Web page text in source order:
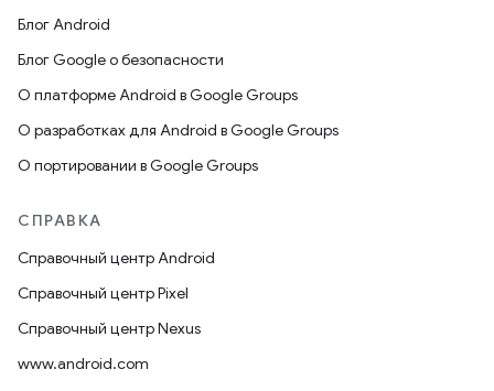
Блог Android
Блог Google о безопасности
О платформе Android в Google Groups
О разработках для Android в Google Groups
О портировании в Google Groups
СПРАВКА
Справочный центр Android
Справочный центр Pixel
Справочный центр Nexus
www.android.com